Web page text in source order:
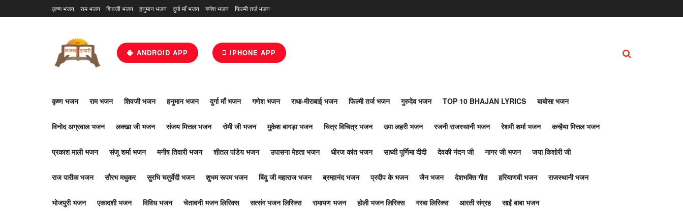
कृष्ण भजन राम भजन शिवजी भजन हनुमान भजन दुर्गा माँ भजन गणेश भजन फिल्मी तर्ज भजन
ANDROID APP IPHONE APP
कृष्ण भजन राम भजन शिवजी भजन हनुमान भजन दुर्गा माँ भजन गणेश भजन राधा-मीराबाई भजन फिल्मी तर्ज भजन गुरुदेव भजन TOP 10 BHAJAN LYRICS बाबोसा भजन
विनोद अग्रवाल भजन लक्खा जी भजन संजय मित्तल भजन रोमी जी भजन मुकेश बागड़ा भजन चित्र विचित्र भजन उमा लहरी भजन रजनी राजस्थानी भजन रेशमी शर्मा भजन कन्हैया मित्तल भजन
प्रकाश माली भजन संजू शर्मा भजन मनीष तिवारी भजन शीतल पांडेय भजन उपासना मेहता भजन धीरज कांत भजन साध्वी पूर्णिमा दीदी देवकी नंदन जी नागर जी भजन जया किशोरी जी
राज पारीक भजन सौरभ मधुकर सुरभि चतुर्वेदी भजन शुभम रूपम भजन बिंदु जी महाराज भजन ब्रम्हानंद भजन प्रदीप के भजन जैन भजन देशभक्ति गीत हरियाणवी भजन राजस्थानी भजन
भोजपुरी भजन एकादशी भजन विविध भजन चेतावनी भजन लिरिक्स सत्संग भजन लिरिक्स रामायण भजन होली भजन लिरिक्स गरबा लिरिक्स आरती संग्रह साईं बाबा भजन